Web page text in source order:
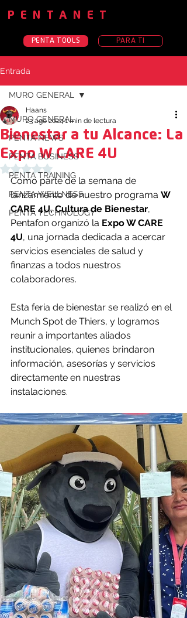
PENTANET
PARA TI
PENTA TOOLS
Entrada
MURO GENERAL
PENTA NEWS
PENTA BUSINESS
PENTA TRAINING
PENTA WELLNESS
PENTA TECHNOLOGY
MURO GENERAL
Bienestar a tu Alcance: La
Expo W CARE 4U
Haans
23 ago 20241 min de lectura
Obtuvo NaN de 5 estrellas.
Como parte de la semana de
lanzamiento de nuestro programa W
CARE 4U, Cultura de Bienestar,
Pentafon organizó la Expo W CARE
4U, una jornada dedicada a acercar
servicios esenciales de salud y
finanzas a todos nuestros
colaboradores.
Esta feria de bienestar se realizó en el
Munch Spot de Thiers, y logramos
reunir a importantes aliados
institucionales, quienes brindaron
información, asesorías y servicios
directamente en nuestras
instalaciones.